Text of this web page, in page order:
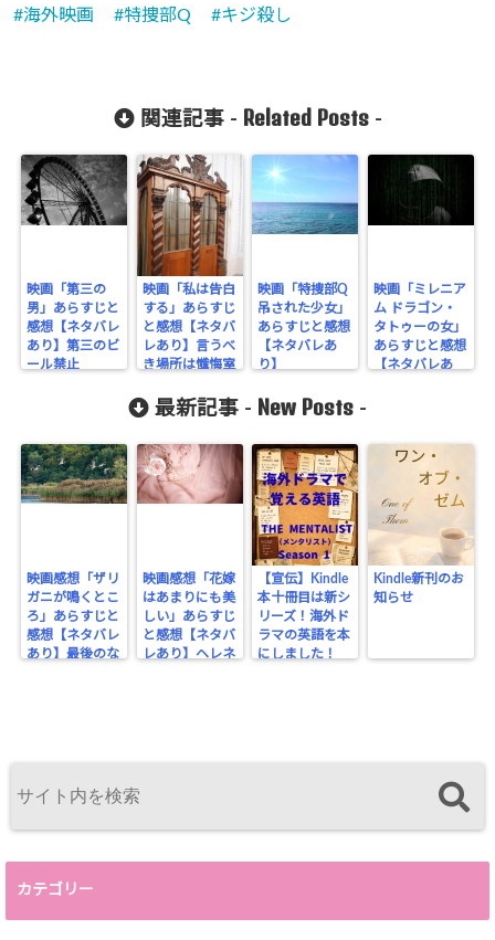
array key
-
flower.com/
content/plu
gins/sns-
count-
cache.php
海外映画 特捜部Q キジ殺し
関連記事 - Related Posts-
映画「第三の
男」あらすじと
感想【ネタバレ
あり】第三のビ
ール禁止
映画「私は告白
する」あらすじ
と感想【ネタバ
レあり】言うべ
き場所は懺悔室
映画「特捜部Q
吊された少女」
あらすじと感想
【ネタバレあ
り】
映画「ミレニア
ム ドラゴン・
タトゥーの女」
あらすじと感想
【ネタバレあ
最新記事 - New Posts -
映画感想「ザリ
ガニが鳴くとこ
ろ」あらすじと
感想【ネタバレ
あり】最後のな
映画感想「花嫁
はあまりにも美
しい」あらすじ
と感想【ネタバ
レあり】ヘレネ
【宣伝】Kindle
本十冊目は新シ
リーズ！海外ド
ラマの英語を本
にしました！
Kindle新刊のお
知らせ
カテゴリー